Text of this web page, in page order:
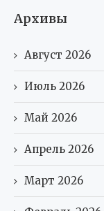
Архивы
Август 2026
Июль 2026
Май 2026
Апрель 2026
Март 2026